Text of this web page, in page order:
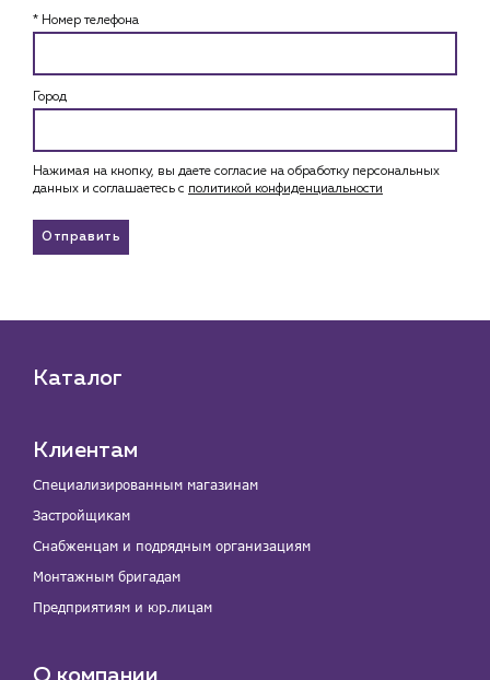
* Номер телефона
Город
Нажимая на кнопку, вы даете согласие на обработку персональных
данных и соглашаетесь c политикой конфиденциальности
Отправить
Каталог
Клиентам
Специализированным магазинам
Застройщикам
Снабженцам и подрядным организациям
Монтажным бригадам
Предприятиям и юр.лицам
О компании